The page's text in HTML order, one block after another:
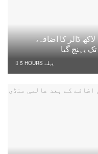
ملکی زرمبادلہ ذخائر میں 3 کروڑ 25 لاکھ ڈالر کا اضافہ،
5 HOURS پہلے